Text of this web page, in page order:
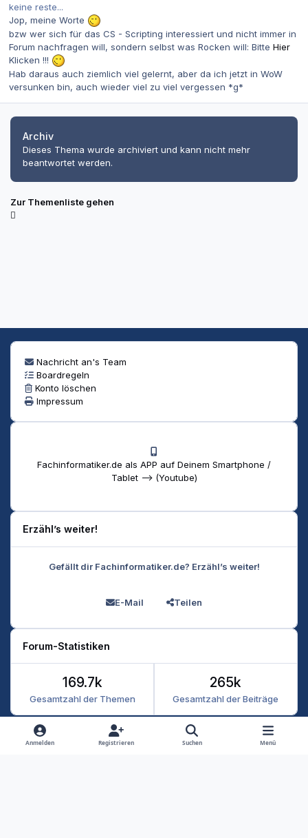
keine reste...
Jop, meine Worte
bzw wer sich für das CS - Scripting interessiert und nicht immer in
Forum nachfragen will, sondern selbst was Rocken will: Bitte Hier
Klicken !!!
Hab daraus auch ziemlich viel gelernt, aber da ich jetzt in WoW
versunken bin, auch wieder viel zu viel vergessen *g*
Archiv
Dieses Thema wurde archiviert und kann nicht mehr
beantwortet werden.
Zur Themenliste gehen
Nachricht an's Team
Boardregeln
Konto löschen
Impressum
Fachinformatiker.de als APP auf Deinem Smartphone /
Tablet --> (Youtube)
Erzähl’s weiter!
Gefällt dir Fachinformatiker.de? Erzähl’s weiter!
E-Mail Teilen
Forum-Statistiken
Gesamtzahl der Themen
169.7k
Gesamtzahl der Beiträge
265k
Heller Modus
Dunkler Modus
Systemeinstellung
Anmelden Registrieren Suchen Menü